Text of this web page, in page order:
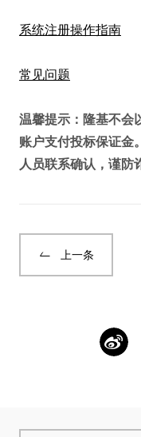
系统注册操作指南
常见问题
温馨提示：隆基不会
账户支付投标保证金
人员联系确认，谨防
上一条